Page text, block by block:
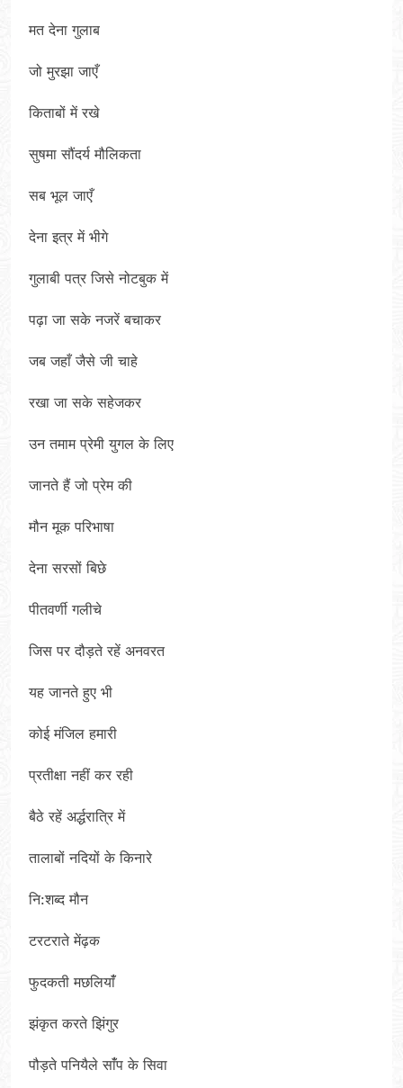
मत देना गुलाब
जो मुरझा जाएँ
किताबों में रखे
सुषमा सौंदर्य मौलिकता
सब भूल जाएँ
देना इत्र में भीगे
गुलाबी पत्र जिसे नोटबुक में
पढ़ा जा सके नजरें बचाकर
जब जहाँ जैसे जी चाहे
रखा जा सके सहेजकर
उन तमाम प्रेमी युगल के लिए
जानते हैं जो प्रेम की
मौन मूक परिभाषा
देना सरसों बिछे
पीतवर्णी गलीचे
जिस पर दौड़ते रहें अनवरत
यह जानते हुए भी
कोई मंजिल हमारी
प्रतीक्षा नहीं कर रही
बैठे रहें अर्द्धरात्रि में
तालाबों नदियों के किनारे
नि:शब्द मौन
टरटराते मेंढ़क
फुदकती मछलियांँ
झंकृत करते झिंगुर
पौड़ते पनियैले सांँप के सिवा